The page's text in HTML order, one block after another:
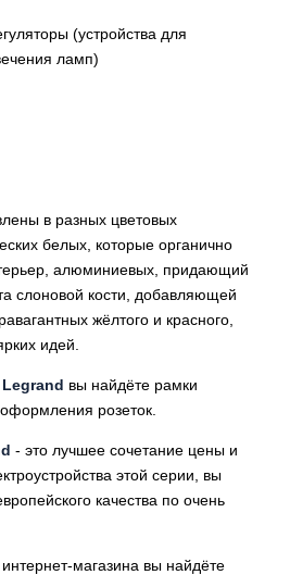
(устройства для
ламп)
в разных цветовых
белых, которые органично
алюминиевых, придающий
слоновой кости, добавляющей
жёлтого и красного,
идей.
вы найдёте рамки
розеток.
- это лучшее сочетание цены и
этой серии, вы
качества по очень
магазина вы найдёте